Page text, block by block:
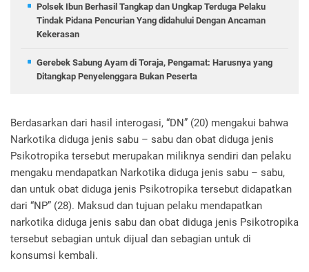
Polsek Ibun Berhasil Tangkap dan Ungkap Terduga Pelaku
Tindak Pidana Pencurian Yang didahului Dengan Ancaman
Kekerasan
Gerebek Sabung Ayam di Toraja, Pengamat: Harusnya yang
Ditangkap Penyelenggara Bukan Peserta
Berdasarkan dari hasil interogasi, “DN” (20) mengakui bahwa
Narkotika diduga jenis sabu – sabu dan obat diduga jenis
Psikotropika tersebut merupakan miliknya sendiri dan pelaku
mengaku mendapatkan Narkotika diduga jenis sabu – sabu,
dan untuk obat diduga jenis Psikotropika tersebut didapatkan
dari “NP” (28). Maksud dan tujuan pelaku mendapatkan
narkotika diduga jenis sabu dan obat diduga jenis Psikotropika
tersebut sebagian untuk dijual dan sebagian untuk di
konsumsi kembali.